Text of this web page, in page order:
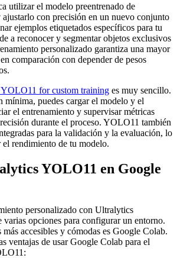
utilizar el modelo preentrenado de
con precisión en un nuevo conjunto
ejemplos etiquetados específicos para tu
a reconocer y segmentar objetos exclusivos
personalizado garantiza una mayor
comparación con depender de pesos
for custom training es muy sencillo.
mínima, puedes cargar el modelo y el
el entrenamiento y supervisar métricas
durante el proceso. YOLO11 también
para la validación y la evaluación, lo
rendimiento de tu modelo.
YOLO11 en Google
personalizado con Ultralytics
opciones para configurar un entorno.
accesibles y cómodas es Google Colab.
ventajas de usar Google Colab para el